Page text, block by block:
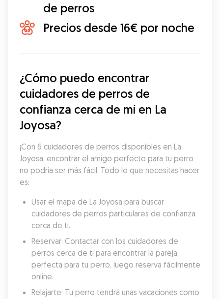
de perros
Precios desde 16€ por noche
¿Cómo puedo encontrar
cuidadores de perros de
confianza cerca de mí en La
Joyosa?
¡Con 6 cuidadores de perros disponibles en La
Joyosa, encontrar el amigo perfecto para tu perro
no podría ser más fácil. Todo lo que necesitas hacer
es:
Usar el mapa de La Joyosa para buscar
cuidadores de perros particulares de confianza
cerca de ti.
Reservar: Contactar con los cuidadores de
perros cerca de ti para encontrar la pareja
perfecta para tu perro, luego reserva fácilmente
online.
Relajarte: Tu perro tendrá unas vacaciones como